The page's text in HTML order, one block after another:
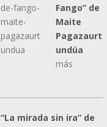
Fango” de
Maite
Pagazaurt
undúa
más
“La mirada sin ira” de